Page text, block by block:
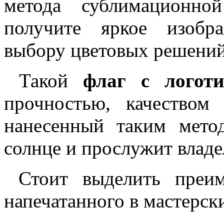
метода
получите яркое
выбору цветовых
Такой флаг с
прочностью,
нанесенный таким
солнце и прослужит
Стоит выделить
напечатанного в